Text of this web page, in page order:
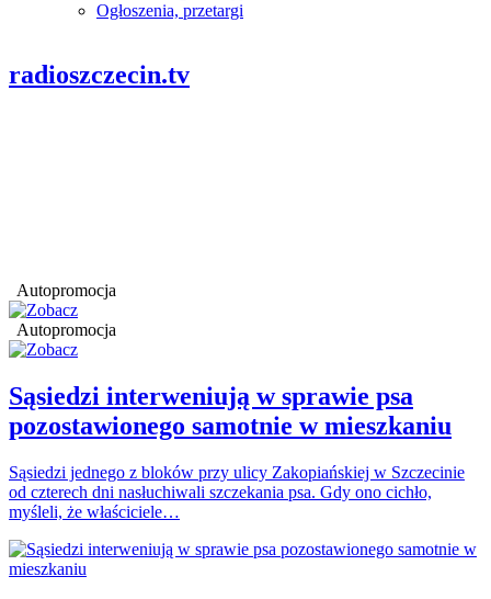
Ogłoszenia, przetargi
radioszczecin.tv
Autopromocja
Autopromocja
Sąsiedzi interweniują w sprawie psa
pozostawionego samotnie w mieszkaniu
Sąsiedzi jednego z bloków przy ulicy Zakopiańskiej w Szczecinie
od czterech dni nasłuchiwali szczekania psa. Gdy ono cichło,
myśleli, że właściciele…